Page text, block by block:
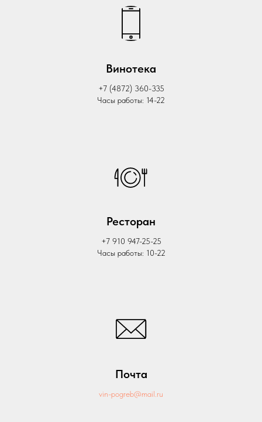
Винотека
+7 (4872) 360-335
Часы работы: 14-22
Ресторан
+7 910 947-25-25
Часы работы: 10-22
Почта
vin-pogreb@mail.ru